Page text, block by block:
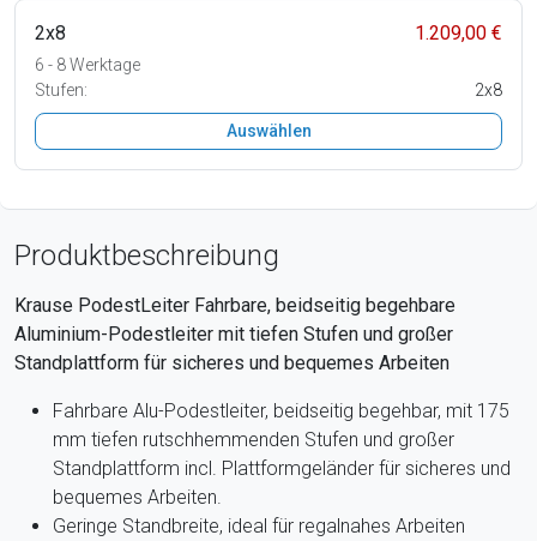
2x8 1.209,00 €
6 - 8 Werktage
Stufen:
2x8
Auswählen
Produktbeschreibung
Krause PodestLeiter Fahrbare, beidseitig begehbare
Aluminium-Podestleiter mit tiefen Stufen und großer
Standplattform für sicheres und bequemes Arbeiten
Fahrbare Alu-Podestleiter, beidseitig begehbar, mit 175
mm tiefen rutschhemmenden Stufen und großer
Standplattform incl. Plattformgeländer für sicheres und
bequemes Arbeiten.
Geringe Standbreite, ideal für regalnahes Arbeiten